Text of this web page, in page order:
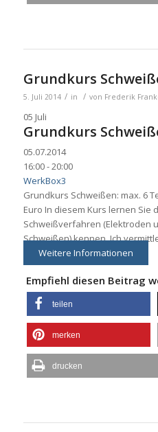
Grundkurs
5. Juli 2014 / in / von Frederik
05 Juli
Grundkurs
05.07.2014
16:00 - 20:00
WerkBox3
Grundkurs Schweißen: max. 6
Euro In diesem Kurs lernen Sie
Schweißverfahren (Elektroden
Schweißen) kennen. Ich
Weitere Informationen
Empfiehl diesen Beitrag
teilen
merken
drucken